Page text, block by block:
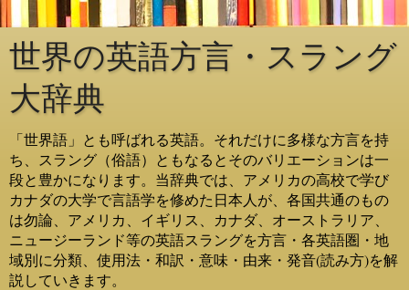
世界の英語方言・スラング
大辞典
「世界語」とも呼ばれる英語。それだけに多様な方言を持
ち、スラング（俗語）ともなるとそのバリエーションは一
段と豊かになります。当辞典では、アメリカの高校で学び
カナダの大学で言語学を修めた日本人が、各国共通のもの
は勿論、アメリカ、イギリス、カナダ、オーストラリア、
ニュージーランド等の英語スラングを方言・各英語圏・地
域別に分類、使用法・和訳・意味・由来・発音(読み方)を解
説していきます。